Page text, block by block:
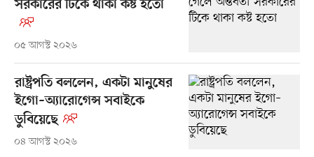
সরকারের টিকে থাকা কষ্ট হতো
০৫ আগস্ট ২০২৬
রাষ্ট্রপতি বললেন, একটা মানুষের
ইগো–অ্যারোগেন্স সবাইকে
ডুবিয়েছে
০৪ আগস্ট ২০২৬